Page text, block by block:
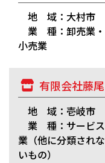
地 域：大村市
業 種：卸売業・
小売業
有限会社藤尾
地 域：壱岐市
業 種：サービス
業（他に分類されな
いもの）